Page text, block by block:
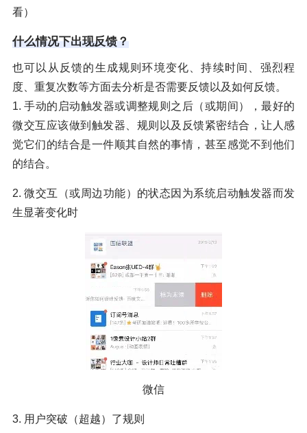
看）
什么情况下出现反馈？
也可以从反馈的生成规则环境变化、持续时间、强烈程
度、重复次数等方面去分析是否需要反馈以及如何反馈。
1. 手动的启动触发器或调整规则之后（或期间），最好的
微交互应该做到触发器、规则以及反馈紧密结合，让人感
觉它们的结合是一件顺其自然的事情，甚至感觉不到他们
的结合。
2. 微交互（或周边功能）的状态因为系统启动触发器而发
生显著变化时
微信
3. 用户突破（超越）了规则